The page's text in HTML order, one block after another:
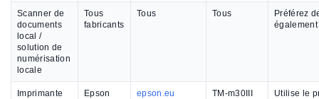
Scanner de
documents
local /
solution de
numérisation
locale
Tous
fabricants
Tous Tous
Préférez
Imprimante
Epson epson.eu TM-m30III
Utilise le